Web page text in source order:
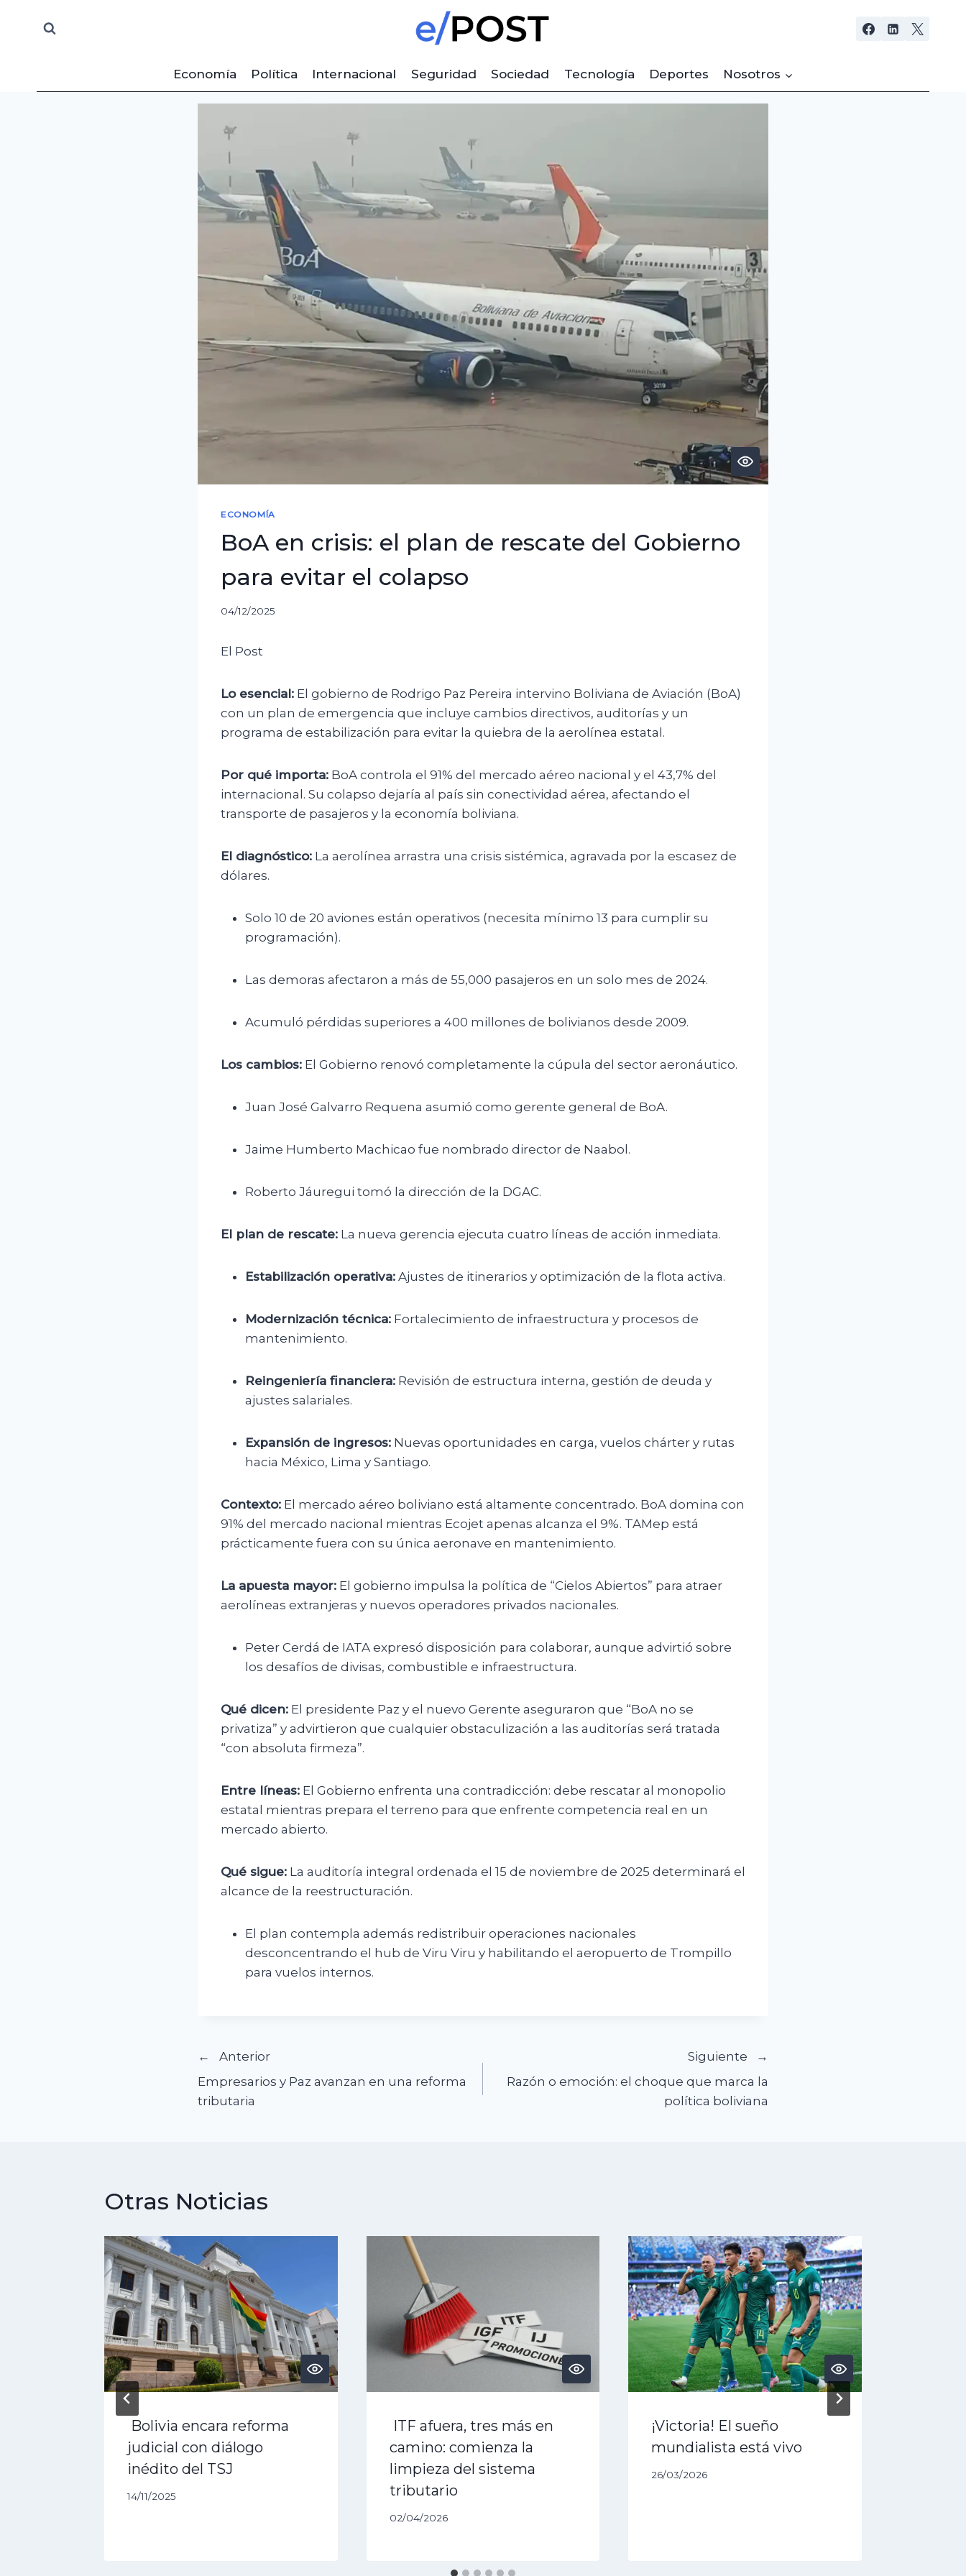
Economía
Política Internacional Seguridad Sociedad Tecnología Deportes Nosotros
ECONOMÍA
BoA en crisis: el plan de rescate del Gobierno
para evitar el colapso
04/12/2025
El Post
Lo esencial: El gobierno de Rodrigo Paz Pereira intervino Boliviana de Aviación (BoA)
con un plan de emergencia que incluye cambios directivos, auditorías y un
programa de estabilización para evitar la quiebra de la aerolínea estatal.
Por qué importa: BoA controla el 91% del mercado aéreo nacional y el 43,7% del
internacional. Su colapso dejaría al país sin conectividad aérea, afectando el
transporte de pasajeros y la economía boliviana.
El diagnóstico: La aerolínea arrastra una crisis sistémica, agravada por la escasez de
dólares.
Solo 10 de 20 aviones están operativos (necesita mínimo 13 para cumplir su
programación).
Las demoras afectaron a más de 55,000 pasajeros en un solo mes de 2024.
Acumuló pérdidas superiores a 400 millones de bolivianos desde 2009.
Los cambios: El Gobierno renovó completamente la cúpula del sector aeronáutico.
Juan José Galvarro Requena asumió como gerente general de BoA.
Jaime Humberto Machicao fue nombrado director de Naabol.
Roberto Jáuregui tomó la dirección de la DGAC.
El plan de rescate: La nueva gerencia ejecuta cuatro líneas de acción inmediata.
Estabilización operativa: Ajustes de itinerarios y optimización de la flota activa.
Modernización técnica: Fortalecimiento de infraestructura y procesos de
mantenimiento.
Reingeniería financiera: Revisión de estructura interna, gestión de deuda y
ajustes salariales.
Expansión de ingresos: Nuevas oportunidades en carga, vuelos chárter y rutas
hacia México, Lima y Santiago.
Contexto: El mercado aéreo boliviano está altamente concentrado. BoA domina con
91% del mercado nacional mientras Ecojet apenas alcanza el 9%. TAMep está
prácticamente fuera con su única aeronave en mantenimiento.
La apuesta mayor: El gobierno impulsa la política de “Cielos Abiertos” para atraer
aerolíneas extranjeras y nuevos operadores privados nacionales.
Peter Cerdá de IATA expresó disposición para colaborar, aunque advirtió sobre
los desafíos de divisas, combustible e infraestructura.
Qué dicen: El presidente Paz y el nuevo Gerente aseguraron que “BoA no se
privatiza” y advirtieron que cualquier obstaculización a las auditorías será tratada
“con absoluta firmeza”.
Entre líneas: El Gobierno enfrenta una contradicción: debe rescatar al monopolio
estatal mientras prepara el terreno para que enfrente competencia real en un
mercado abierto.
Qué sigue: La auditoría integral ordenada el 15 de noviembre de 2025 determinará el
alcance de la reestructuración.
El plan contempla además redistribuir operaciones nacionales
desconcentrando el hub de Viru Viru y habilitando el aeropuerto de Trompillo
para vuelos internos.
Navegación
de
Anterior
Empresarios y Paz avanzan en una reforma
tributaria
Siguiente
Razón o emoción: el choque que marca la
política boliviana
Otras Noticias
Bolivia encara reforma
judicial con diálogo
inédito del TSJ
14/11/2025
ITF afuera, tres más en
camino: comienza la
limpieza del sistema
tributario
02/04/2026
¡Victoria! El sueño
mundialista está vivo
26/03/2026